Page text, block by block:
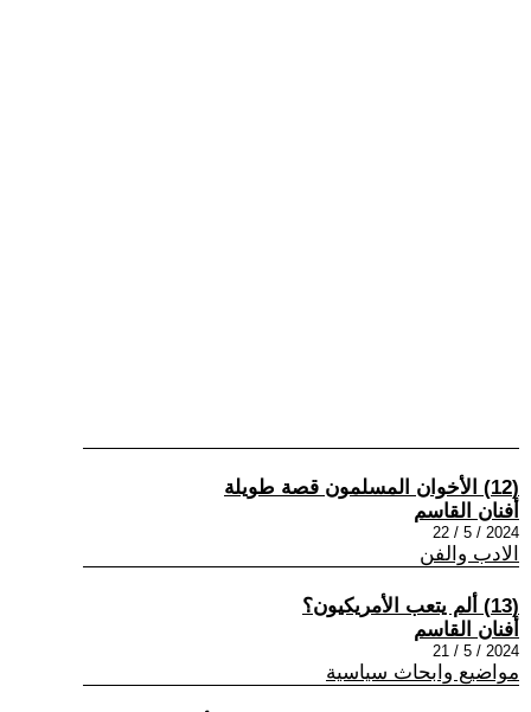
(12) الأخوان المسلمون قصة طويلة
أفنان القاسم
2024 / 5 / 22
الادب والفن
(13) ألم يتعب الأمريكيون؟
أفنان القاسم
2024 / 5 / 21
مواضيع وابحاث سياسية